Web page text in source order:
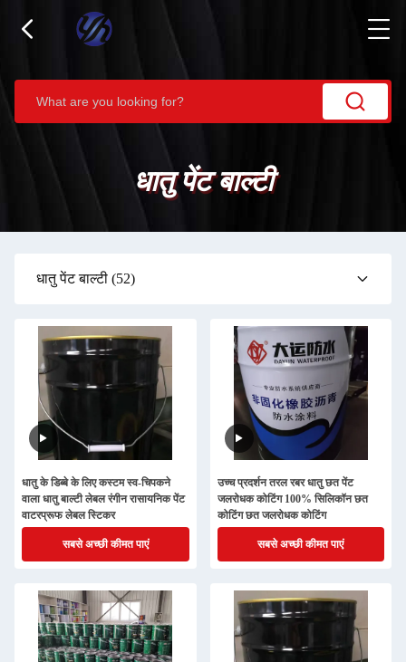
धातु पेंट बाल्टी
धातु पेंट बाल्टी (52)
धातु के डिब्बे के लिए कस्टम स्व-चिपकने
वाला धातु बाल्टी लेबल रंगीन रासायनिक पेंट
वाटरप्रूफ लेबल स्टिकर
सबसे अच्छी कीमत पाएं
उच्च प्रदर्शन तरल रबर धातु छत पेंट
जलरोधक कोटिंग 100% सिलिकॉन छत
कोटिंग छत जलरोधक कोटिंग
सबसे अच्छी कीमत पाएं